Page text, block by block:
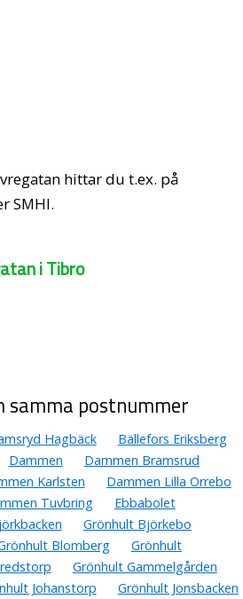
hittar du t.ex. på
SMHI.
i Tibro
samma postnummer
Hagbäck
Bällefors Eriksberg
Dammen
Dammen Bramsrud
Karlsten
Dammen Lilla Orrebo
Tuvbring
Ebbabolet
Grönhult Björkebo
Blomberg
Grönhult
Grönhult Gammelgården
Johanstorp
Grönhult Jonsbacken